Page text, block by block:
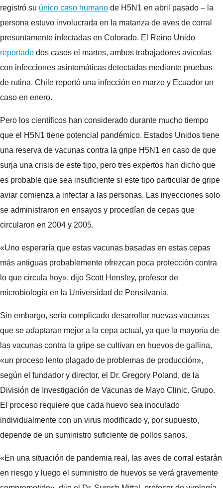
registró su único caso humano de H5N1 en abril pasado – la
persona estuvo involucrada en la matanza de aves de corral
presuntamente infectadas en Colorado. El Reino Unido
reportado dos casos el martes, ambos trabajadores avícolas
con infecciones asintomáticas detectadas mediante pruebas
de rutina. Chile reportó una infección en marzo y Ecuador un
caso en enero.
Pero los científicos han considerado durante mucho tiempo
que el H5N1 tiene potencial pandémico. Estados Unidos tiene
una reserva de vacunas contra la gripe H5N1 en caso de que
surja una crisis de este tipo, pero tres expertos han dicho que
es probable que sea insuficiente si este tipo particular de gripe
aviar comienza a infectar a las personas. Las inyecciones solo
se administraron en ensayos y procedían de cepas que
circularon en 2004 y 2005.
«Uno esperaría que estas vacunas basadas en estas cepas
más antiguas probablemente ofrezcan poca protección contra
lo que circula hoy», dijo Scott Hensley, profesor de
microbiología en la Universidad de Pensilvania.
Sin embargo, sería complicado desarrollar nuevas vacunas
que se adaptaran mejor a la cepa actual, ya que la mayoría de
las vacunas contra la gripe se cultivan en huevos de gallina,
«un proceso lento plagado de problemas de producción»,
según el fundador y director, el Dr. Gregory Poland, de la
División de Investigación de Vacunas de Mayo Clinic. Grupo.
El proceso requiere que cada huevo sea inoculado
individualmente con un virus modificado y, por supuesto,
depende de un suministro suficiente de pollos sanos.
«En una situación de pandemia real, las aves de corral estarán
en riesgo y luego el suministro de huevos se verá gravemente